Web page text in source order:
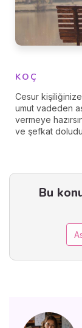
KOÇ
Cesur
umut vadeden
vermeye
ve şefkat
Bu